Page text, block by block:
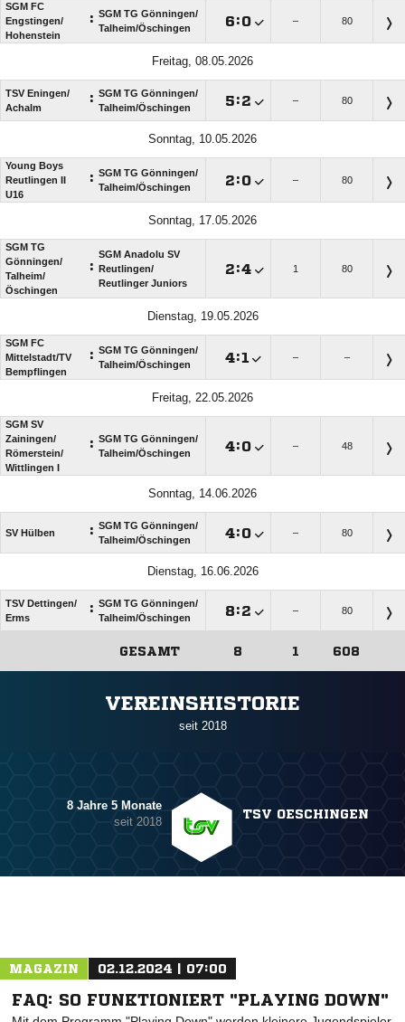
SGM FC
Engstingen/​
Hohenstein
: SGM TG Gönningen/​
Talheim/​Öschingen
: – 80
Freitag, 08.05.2026
TSV Eningen/​
Achalm
: SGM TG Gönningen/​
Talheim/​Öschingen
: – 80
Sonntag, 10.05.2026
Young Boys
Reutlingen II
U16
: SGM TG Gönningen/​
Talheim/​Öschingen
: – 80
Sonntag, 17.05.2026
SGM TG
Gönningen/​
Talheim/​
Öschingen
:
SGM Anadolu SV
Reutlingen/​
Reutlinger Juniors
: 1 80
Dienstag, 19.05.2026
SGM FC
Mittelstadt/​TV
Bempflingen
: SGM TG Gönningen/​
Talheim/​Öschingen
: – –
Freitag, 22.05.2026
SGM SV
Zainingen/​
Römerstein/​
Wittlingen I
: SGM TG Gönningen/​
Talheim/​Öschingen
: – 48
Sonntag, 14.06.2026
SV Hülben : SGM TG Gönningen/​
Talheim/​Öschingen
: – 80
Dienstag, 16.06.2026
TSV Dettingen/​
Erms
: SGM TG Gönningen/​
Talheim/​Öschingen
: – 80
GESAMT 8 1 608
VEREINSHISTORIE
seit 2018
8 Jahre 5 Monate
seit 2018
TSV OESCHINGEN
MAGAZIN 02.12.2024 | 07:00
FAQ: SO FUNKTIONIERT "PLAYING DOWN"